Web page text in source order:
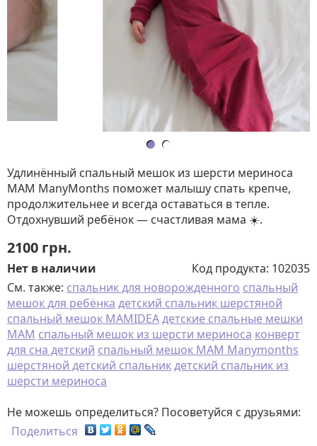
Удлинённый спальный мешок из шерсти мериноса
MAM ManyMonths поможет малышу спать крепче,
продолжительнее и всегда оставаться в тепле.
Отдохнувший ребёнок — счастливая мама ☀️.
2100 грн.
Нет в наличии Код продукта: 102035
См. также: спальник для новорожденного спальный
мешок для ребёнка детский спальник шерстяной
спальный мешок MAMIDEAдетские спальные мешки
MAM спальный мешок из шерсти мериноса конверт
для сна детский спальный мешок MAM Manymonths
шерстяной детский спальникдетский спальник из
шерсти мериноса
Не можешь определиться? Посоветуйся с друзьями:
Поделиться